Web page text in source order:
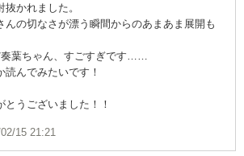
かれました。
んの切なさが漂う瞬間からのあまあま展開も
葉ちゃん、すごすぎです……
んでみたいです！
うございました！！
15 21:21